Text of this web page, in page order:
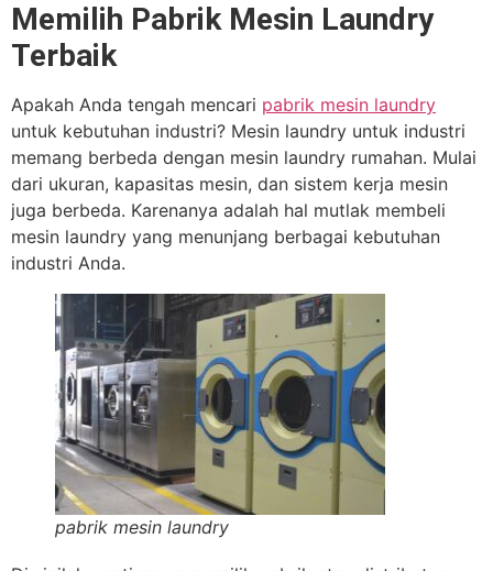
Memilih Pabrik Mesin Laundry
Terbaik
Apakah Anda tengah mencari pabrik mesin laundry
untuk kebutuhan industri? Mesin laundry untuk industri
memang berbeda dengan mesin laundry rumahan. Mulai
dari ukuran, kapasitas mesin, dan sistem kerja mesin
juga berbeda. Karenanya adalah hal mutlak membeli
mesin laundry yang menunjang berbagai kebutuhan
industri Anda.
pabrik mesin laundry